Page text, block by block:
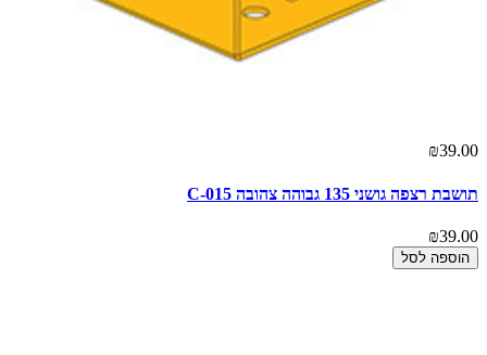
₪39.00
תושבת רצפה גושני 135 גבוהה צהובה C-015
₪39.00
הוספה לסל